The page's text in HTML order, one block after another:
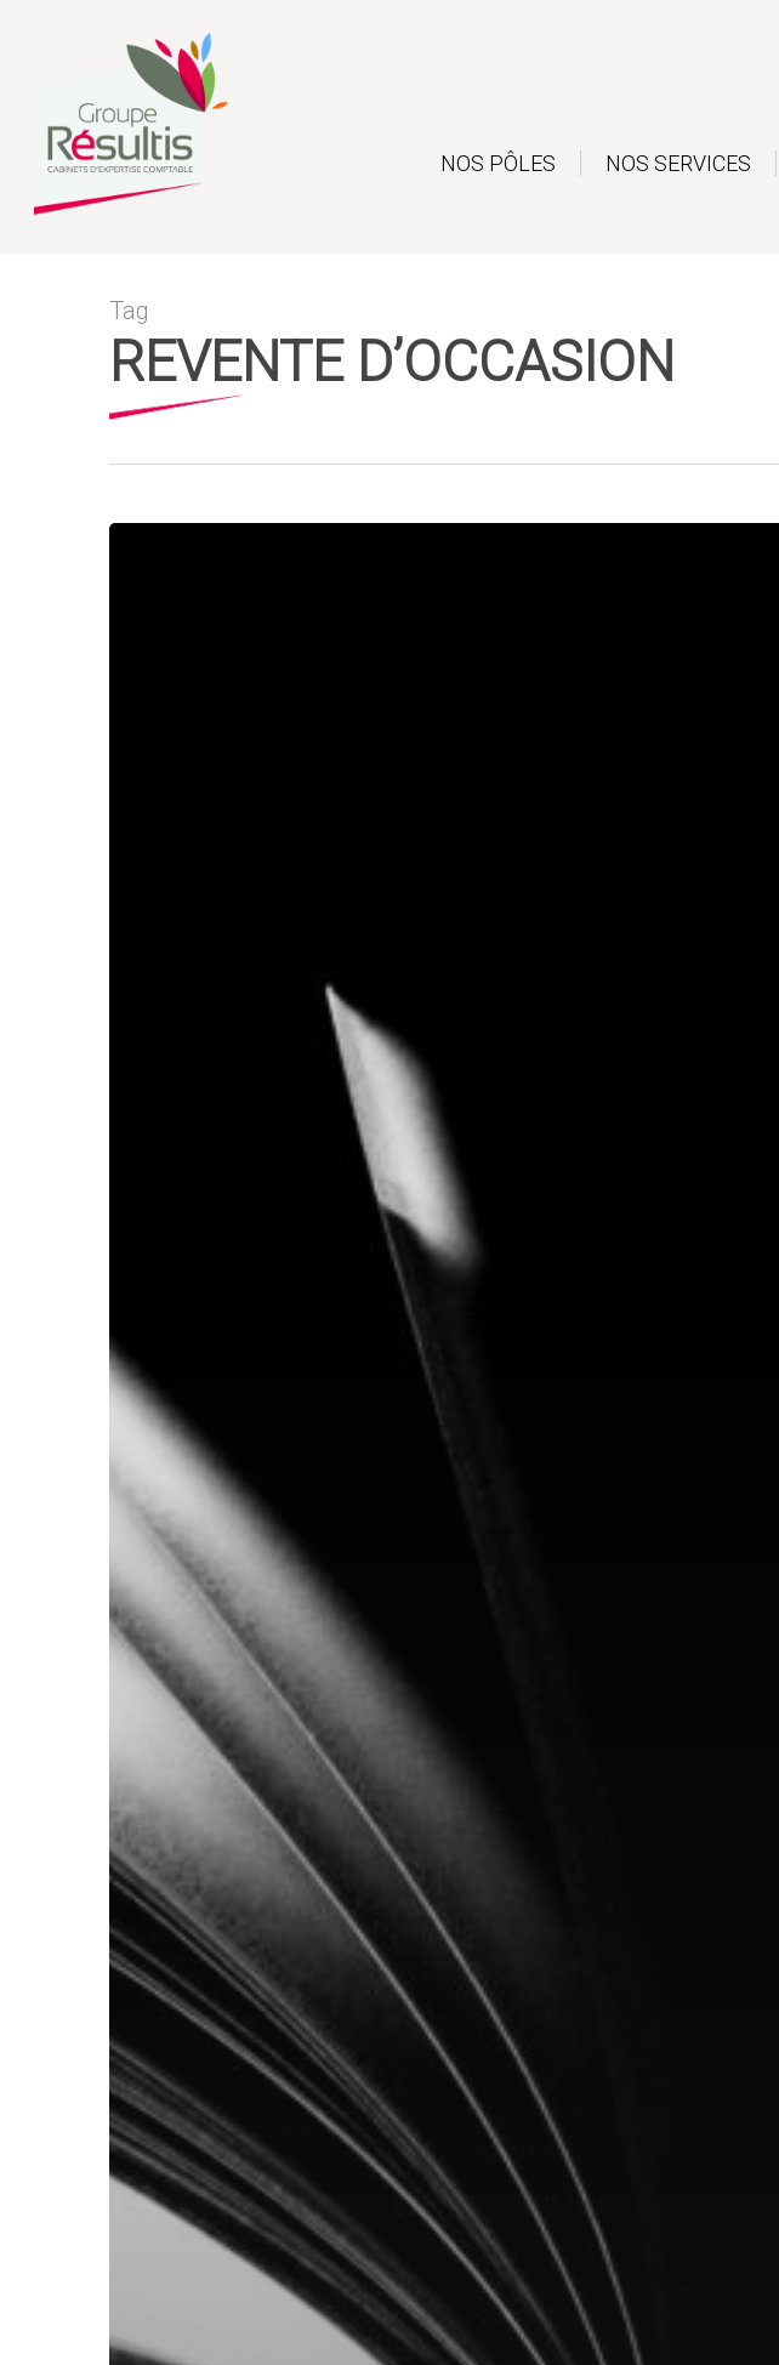
NOS PÔLES NOS SERVICES
Tag
REVENTE D’OCCASION